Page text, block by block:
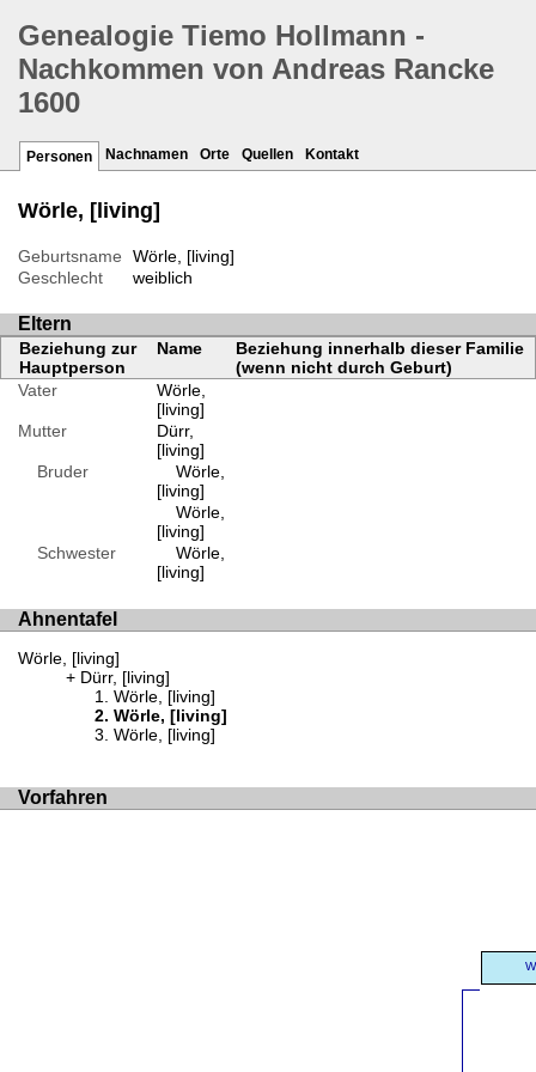
Genealogie Tiemo Hollmann -
Nachkommen von Andreas Rancke
1600
Personen Nachnamen Orte Quellen Kontakt
Wörle, [living]
Geburtsname
Wörle, [living]
Geschlecht
weiblich
Eltern
Beziehung zur
Hauptperson
Name
Beziehung innerhalb dieser Familie
(wenn nicht durch Geburt)
Vater
Wörle,
[living]
Mutter
Dürr,
[living]
Bruder
Wörle,
[living]
Wörle,
[living]
Schwester
Wörle,
[living]
Ahnentafel
Wörle, [living]
Dürr, [living]
Wörle, [living]
Wörle, [living]
Wörle, [living]
Vorfahren